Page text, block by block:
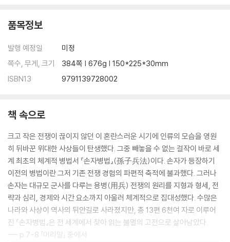
· 적이 이기지 못할 싸움을 하라 - 제갈량과 장비의 내기
승자는 이겨놓고 싸우며, 패자는 싸우면서 이기려 든다
· 승리하는 조직의 비결 - 사마양저의 공명정대한 정치
· 전략 없는 전술은 실패한다 - 일본의 진주만 공격
정공으로 맞서고 기습으로 승리하라
· 적의 의표를 찌르다 - 제나라 전단의 계책
흐름을 지배하는 자가 싸움을 지배한다
· 적임자를 골라 믿고 맡겨라 - 제갈량과 조조의 용인술
· 배경이 아닌 능력을 보라 - 세종대왕의 인재 등용
· 경영의 근본은 인재를 얻는 데 있다 - 당 태종의 믿음과 보답
· 사람의 일이 곧 모든 일을 좌우한다 - 측천무후의 군자만조(君子滿朝)
· 허물보다 본질에 집중하라 - 술주정꾼을 사령관에 임용한 링컨
품목정보
발행 예정일
미정
쪽수, 무게, 크기
384쪽 | 676g | 150*225*30mm
ISBN13
9791139728002
책 속으로
크고 작은 전쟁이 끊이지 않던 이 혼란스러운 시기에 인류의 모습을 영원
히 뒤바꾼 위대한 사상들이 탄생했다. 그중 빼놓을 수 없는 걸작이 바로 세
계 최초의 체계적 병법서 『손자병법』(孫子兵法)이다. 손자가 등장하기
이전의 병법이란 그저 기존 전쟁 경험의 파편적 축적에 불과했다. 그러나
손자는 대규모 군사를 다루는 용병(用兵) 전쟁의 원리를 지형과 형세, 전
략과 심리, 경제와 시간 요소까지 아울러 체계적으로 집대성했다. 수많은
나라와 사상이 역사의 뒤안길로 사라졌지만, 총 13편 6천여 자로 이루어
진 『손자병법』은 전 세계에서 찾아 읽는 불멸의 고전으로 살아남았다.
--- p.7-8 「머리말」 중에서